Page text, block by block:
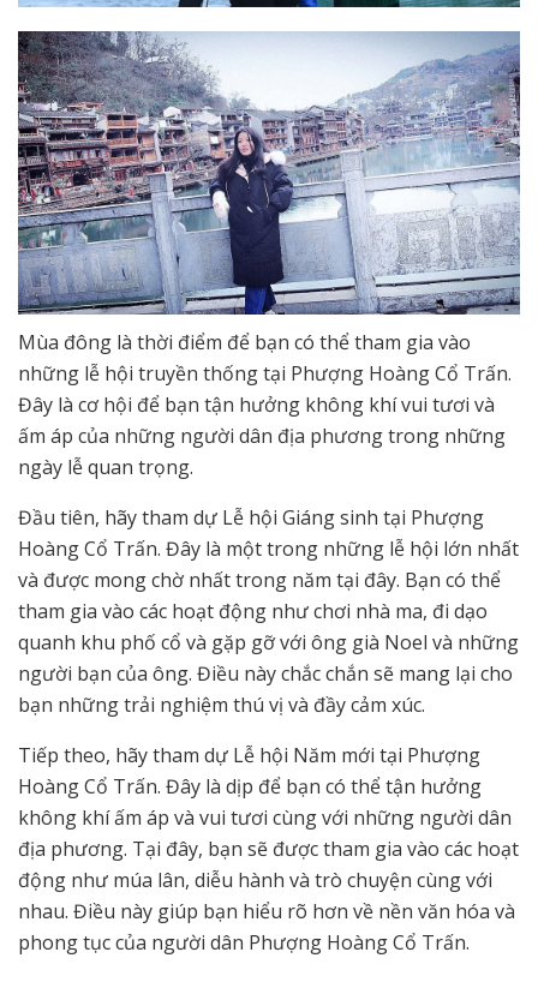
Mùa đông là thời điểm để bạn có thể tham gia vào
những lễ hội truyền thống tại Phượng Hoàng Cổ Trấn.
Đây là cơ hội để bạn tận hưởng không khí vui tươi và
ấm áp của những người dân địa phương trong những
ngày lễ quan trọng.
Đầu tiên, hãy tham dự Lễ hội Giáng sinh tại Phượng
Hoàng Cổ Trấn. Đây là một trong những lễ hội lớn nhất
và được mong chờ nhất trong năm tại đây. Bạn có thể
tham gia vào các hoạt động như chơi nhà ma, đi dạo
quanh khu phố cổ và gặp gỡ với ông già Noel và những
người bạn của ông. Điều này chắc chắn sẽ mang lại cho
bạn những trải nghiệm thú vị và đầy cảm xúc.
Tiếp theo, hãy tham dự Lễ hội Năm mới tại Phượng
Hoàng Cổ Trấn. Đây là dịp để bạn có thể tận hưởng
không khí ấm áp và vui tươi cùng với những người dân
địa phương. Tại đây, bạn sẽ được tham gia vào các hoạt
động như múa lân, diễu hành và trò chuyện cùng với
nhau. Điều này giúp bạn hiểu rõ hơn về nền văn hóa và
phong tục của người dân Phượng Hoàng Cổ Trấn.